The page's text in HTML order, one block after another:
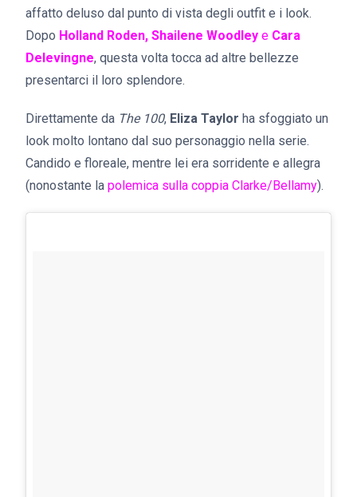
affatto deluso dal punto di vista degli outfit e i look.
Dopo Holland Roden, Shailene Woodley e Cara
Delevingne, questa volta tocca ad altre bellezze
presentarci il loro splendore.
Direttamente da The 100, Eliza Taylor ha sfoggiato un
look molto lontano dal suo personaggio nella serie.
Candido e floreale, mentre lei era sorridente e allegra
(nonostante la polemica sulla coppia Clarke/Bellamy).